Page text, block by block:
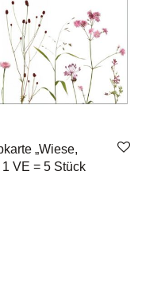
„Wiese,
1 VE = 5 Stück